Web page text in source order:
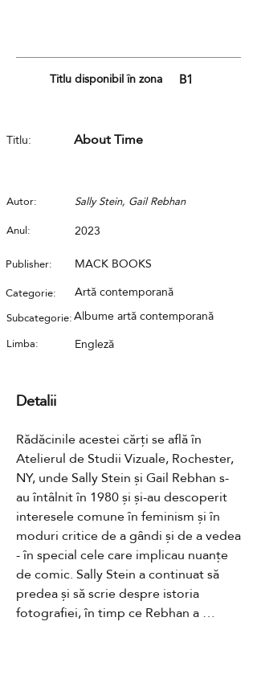
Titlu disponibil în zona B1
Titlu: About Time
Autor:
Sally Stein, Gail Rebhan
Anul:
2023
Publisher: MACK BOOKS
Categorie: Artă contemporană
Subcategorie:Albume artă contemporană
Limba: Engleză
Detalii
Rădăcinile acestei cărți se află în
Atelierul de Studii Vizuale, Rochester,
NY, unde Sally Stein și Gail Rebhan s-
au întâlnit în 1980 și și-au descoperit
interesele comune în feminism și în
moduri critice de a gândi și de a vedea
- în special cele care implicau nuanțe
de comic. Sally Stein a continuat să
predea și să scrie despre istoria
fotografiei, în timp ce Rebhan a